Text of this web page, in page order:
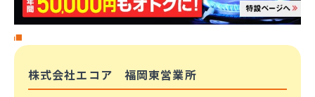
株式会社エコア 福岡東営業所